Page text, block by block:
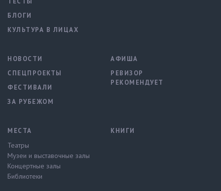
БЛОГИ
КУЛЬТУРА В ЛИЦАХ
НОВОСТИ
СПЕЦПРОЕКТЫ
ФЕСТИВАЛИ
ЗА РУБЕЖОМ
АФИША
РЕВИЗОР
РЕКОМЕНДУЕТ
МЕСТА
Театры
Музеи и выставочные залы
Концертные залы
Библиотеки
КНИГИ